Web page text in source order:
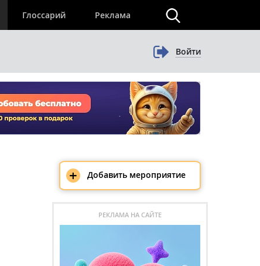
Глоссарий Реклама
Войти
+ Добавить мероприятие
РЕКЛАМА НА САЙТЕ